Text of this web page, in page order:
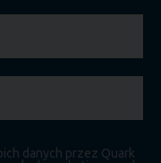
danych przez Quark